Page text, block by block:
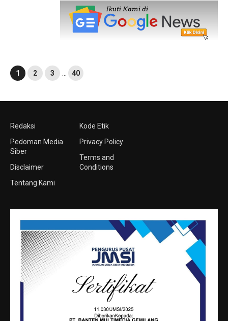
1 2 3 40
Redaksi
Pedoman Media
Siber
Disclaimer
Tentang Kami
Kode Etik
Privacy Policy
Terms and
Conditions